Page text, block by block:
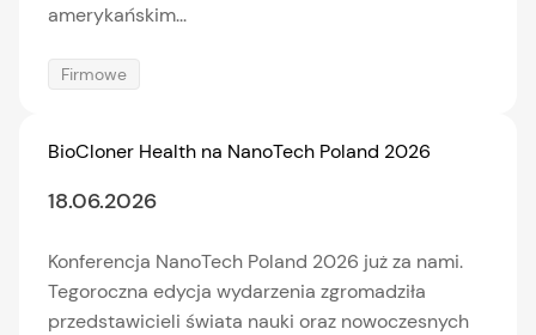
amerykańskim...
Firmowe
BioCloner Health na NanoTech Poland 2026
18.06.2026
Konferencja NanoTech Poland 2026 już za nami.
Tegoroczna edycja wydarzenia zgromadziła
przedstawicieli świata nauki oraz nowoczesnych